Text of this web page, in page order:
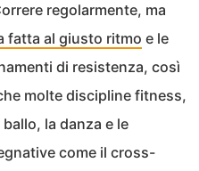
regolarmente, ma
fatta al giusto ritmo e le
di resistenza, così
molte discipline fitness,
la danza e le
come il cross-